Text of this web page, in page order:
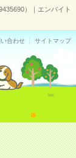
）｜エンバイト
合わせ サイトマップ